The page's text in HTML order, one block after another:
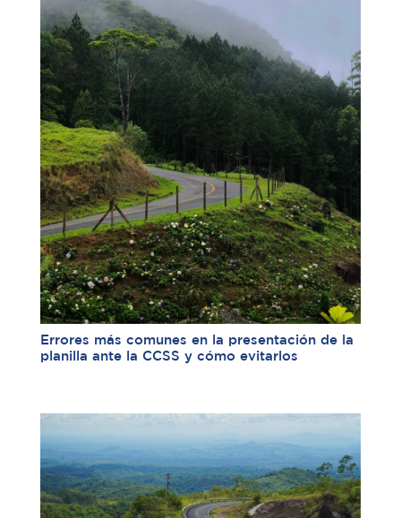
Errores más comunes en la presentación de la
planilla ante la CCSS y cómo evitarlos